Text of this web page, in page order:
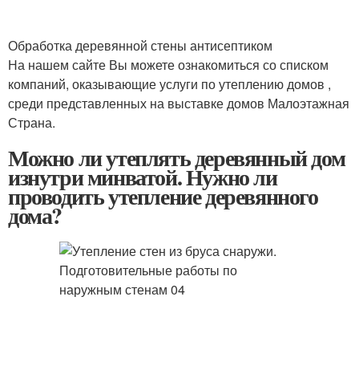
Обработка деревянной стены антисептиком
На нашем сайте Вы можете ознакомиться со списком
компаний, оказывающие услуги по утеплению домов ,
среди представленных на выставке домов Малоэтажная
Страна.
Можно ли утеплять деревянный дом
изнутри минватой. Нужно ли
проводить утепление деревянного
дома?